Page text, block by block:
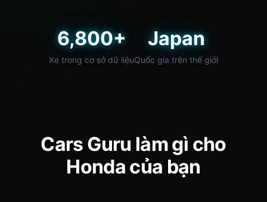
6,800+
Xe trong cơ sở dữ liệu
Japan
Quốc gia trên thế giới
Cars Guru làm gì cho
Honda của bạn